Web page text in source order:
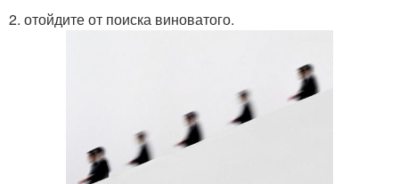
2. отойдите от поиска виноватого.